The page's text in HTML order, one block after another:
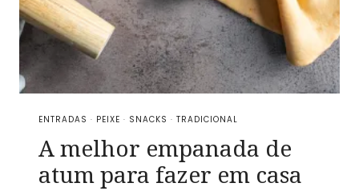
ENTRADAS · PEIXE · SNACKS · TRADICIONAL
A melhor empanada de
atum para fazer em casa